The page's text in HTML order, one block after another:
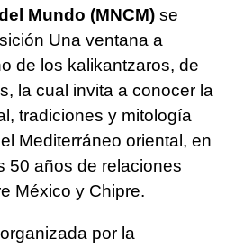
Mundo (MNCM) se
Una ventana a
de los kalikantzaros, de
la cual invita a conocer la
tradiciones y mitología
Mediterráneo oriental, en
50 años de relaciones
México y Chipre.
por la